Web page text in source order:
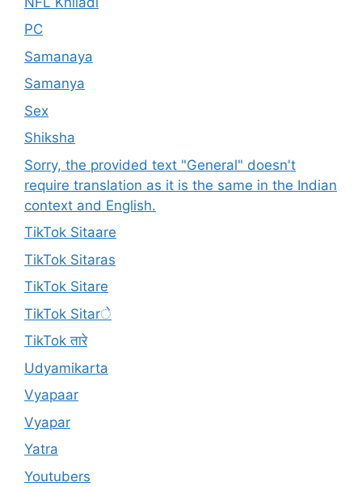
PC
Samanaya
Samanya
Sex
Shiksha
Sorry, the provided text "General" doesn't
require translation as it is the same in the Indian
context and English.
TikTok Sitaare
TikTok Sitaras
TikTok Sitare
TikTok Sitarे
TikTok तारे
Udyamikarta
Vyapaar
Vyapar
Yatra
Youtubers